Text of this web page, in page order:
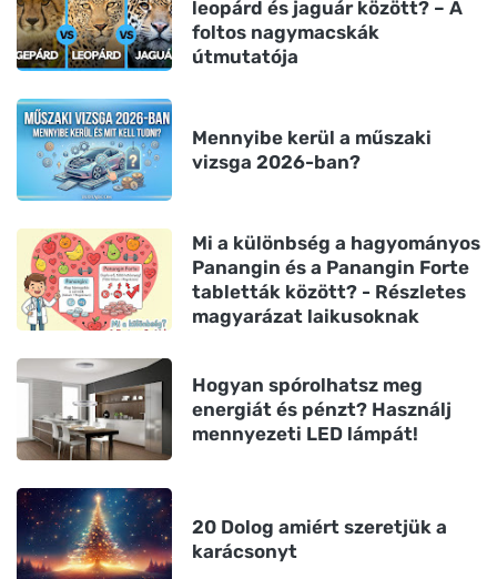
leopárd és jaguár között? – A
foltos nagymacskák
útmutatója
Mennyibe kerül a műszaki
vizsga 2026-ban?
Mi a különbség a hagyományos
Panangin és a Panangin Forte
tabletták között? - Részletes
magyarázat laikusoknak
Hogyan spórolhatsz meg
energiát és pénzt? Használj
mennyezeti LED lámpát!
20 Dolog amiért szeretjük a
karácsonyt